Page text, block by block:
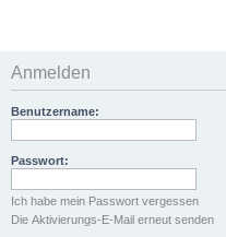
Anmelden
Benutzername:
Passwort:
Ich habe mein Passwort vergessen
Die Aktivierungs-E-Mail erneut senden